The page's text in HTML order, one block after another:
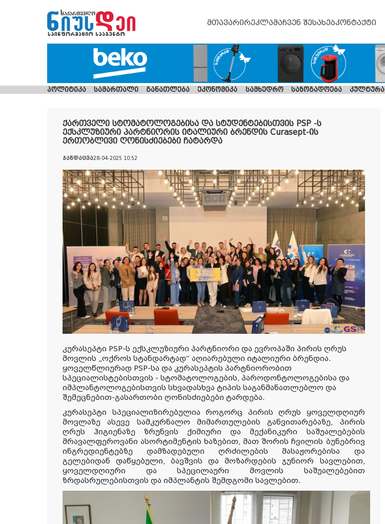
მთავარირეკლამაჩვენ შესახებკონტაქტი
პოლიტიკა სამართალი განათლება ეკონომიკა სამხედრო საზოგადოება კულტურა
ქართველი სტომატოლოგებისა და სტუდენტებისთვის PSP -ს
ექსკლუზიური პარტნიორის იტალიური ბრენდის Curasept-ის
ერთობლივი ღონისძიებები ჩატარდა
ჯანდაცვა28-04-2025 10:52
კურასეპტი PSP-ს ექსკლუზიური პარტნიორი და ევროპაში პირის ღრუს
მოვლის „ოქროს სტანდარტად“ აღიარებული იტალიური ბრენდია.
ყოველწლიურად PSP-სა და კურასეპტის პარტნიორობით
სპეციალისტებისთვის - სტომატოლოგების, პაროდონტოლოგებისა და
იმპლანტოლოგებისთვის სხვადასხვა ტიპის საგანმანათლებლო და
შემეცნებით-გასართობი ღონისძიებები ტარდება.
კურასეპტი სპეციალიზირებულია როგორც პირის ღრუს ყოველდღიურ
მოვლაზე ასევე სამკურნალო მიმართულების განვითარებაზე, პირის
ღრუს ჰიგიენაზე ზრუნვის ქიმიური და მექანიკური საშუალებების
მრავალფეროვანი ასორტიმენტის ხაზებით, მათ შორის ჩვილის ბუნებრივ
ინგრედიენტებზე დამზადებული ღრძილების მასაჟორებისა და
გელებიდან დაწყებული, ბავშვის და მოზარდების ჯუნიორ სავლებით,
ყოველდღიური და სპეცილაური მოვლის საშუალებებით
ზრდასრულებისთვის და იმპლანტის შემდგომი სავლებით.